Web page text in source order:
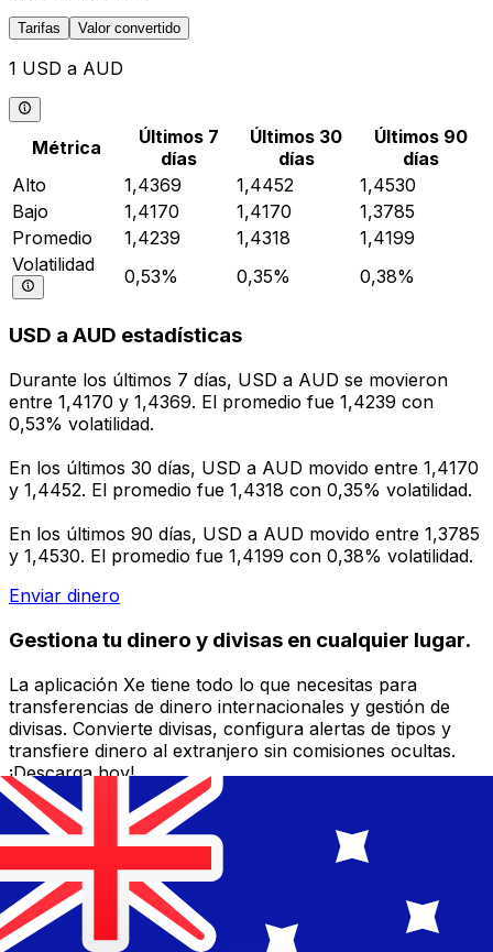
Tarifas Valor convertido
1 USD a AUD
Métrica
Últimos 7
días
Últimos 30
días
Últimos 90
días
Alto
1,4369 1,4452
1,4530
Bajo
1,4170 1,4170
1,3785
Promedio
1,4239 1,4318
1,4199
Volatilidad
0,53% 0,35% 0,38%
USD a AUD estadísticas
Durante los últimos 7 días, USD a AUD se movieron
entre 1,4170 y 1,4369. El promedio fue 1,4239 con
0,53% volatilidad.
En los últimos 30 días, USD a AUD movido entre 1,4170
y 1,4452. El promedio fue 1,4318 con 0,35% volatilidad.
En los últimos 90 días, USD a AUD movido entre 1,3785
y 1,4530. El promedio fue 1,4199 con 0,38% volatilidad.
Enviar dinero
Gestiona tu dinero y divisas en cualquier lugar.
La aplicación Xe tiene todo lo que necesitas para
transferencias de dinero internacionales y gestión de
divisas. Convierte divisas, configura alertas de tipos y
transfiere dinero al extranjero sin comisiones ocultas.
¡Descarga hoy!